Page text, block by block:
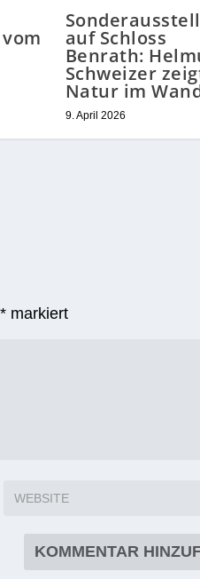
auf Schloss
Benrath:
Schweizer
Natur im
9. April 2026
* markiert